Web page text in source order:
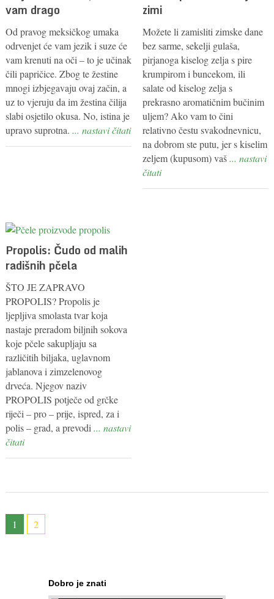
vam drago
Od pravog meksičkog umaka
odrvenjet će vam jezik i suze će
vam krenuti na oči – to je učinak
čili papričice. Zbog te žestine
mnogi izbjegavaju ovaj začin, a
uz to vjeruju da im žestina čilija
slabi osjetilo okusa. No, istina je
upravo suprotna. ... nastavi čitati
zimi
Možete li zamisliti zimske dane
bez sarme, sekelji gulaša,
pirjanoga kiselog zelja s pire
krumpirom i buncekom, ili
salate od kiselog zelja s
prekrasno aromatičnim bučinim
uljem? Ako vam to čini
relativno čestu svakodnevnicu,
na dobrom ste putu, jer s kiselim
zeljem (kupusom) vaš... nastavi
čitati
Propolis: Čudo od malih
radišnih pčela
ŠTO JE ZAPRAVO
PROPOLIS? Propolis je
ljepljiva smolasta tvar koja
nastaje preradom biljnih sokova
koje pčele sakupljaju sa
različitih biljaka, uglavnom
jablanova i zimzelenovog
drveća. Njegov naziv
PROPOLIS potječe od grčke
riječi – pro – prije, ispred, za i
polis – grad, a prevodi ... nastavi
čitati
1 2
Dobro je znati